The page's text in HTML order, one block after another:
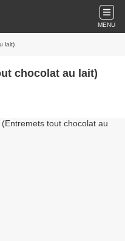
MENU
lait)
chocolat au lait)